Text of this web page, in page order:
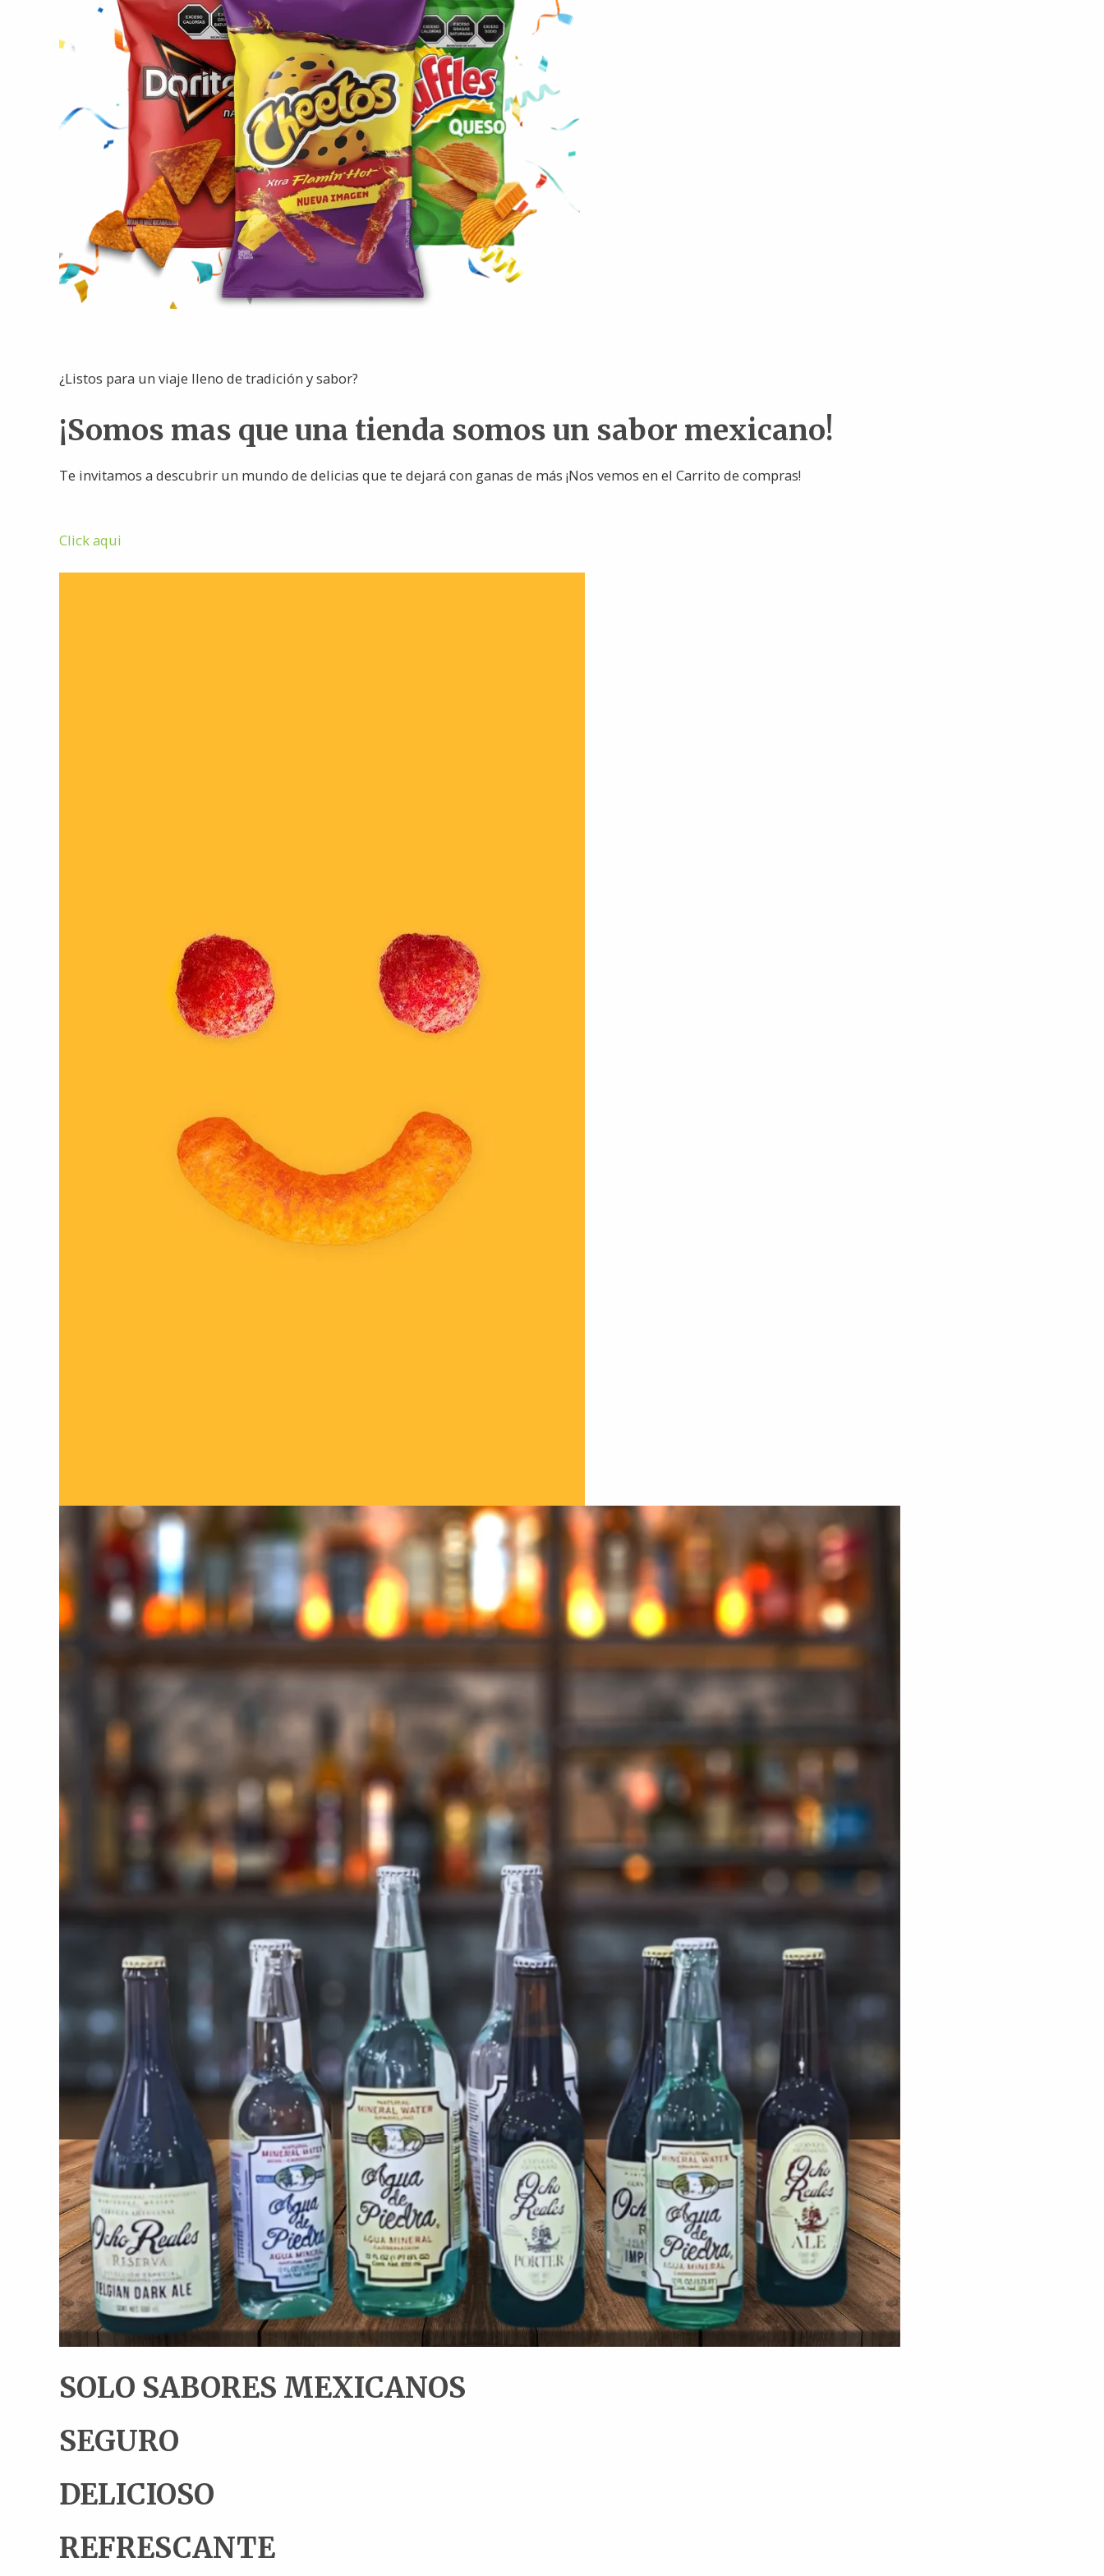
¿Listos para un viaje lleno de tradición y sabor?
¡Somos mas que una tienda somos un sabor mexicano!
Te invitamos a descubrir un mundo de delicias que te dejará con ganas de más ¡Nos vemos en el Carrito de compras!
Click aqui
SOLO SABORES MEXICANOS
SEGURO
DELICIOSO
REFRESCANTE